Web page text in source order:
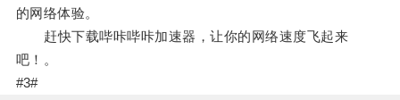
的网络体验。
赶快下载哔咔哔咔加速器，让你的网络速度飞起来
吧！。
#3#